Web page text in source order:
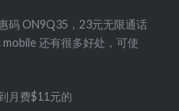
码 ON9Q35，23元无限通话
还有很多好处，可使
月费$11元的